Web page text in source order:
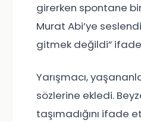
girerken spontane
Murat Abi’ye
gitmek değildi”
Yarışmacı,
sözlerine ekledi.
taşımadığını ifade